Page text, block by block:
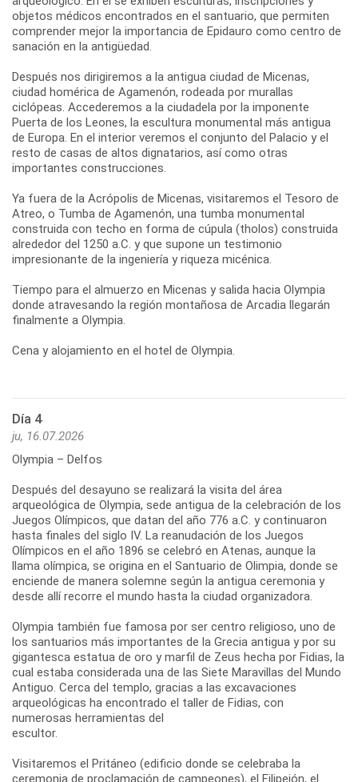
objetos médicos encontrados en el santuario, que permiten
comprender mejor la importancia de Epidauro como centro de
sanación en la antigüedad.
Después nos dirigiremos a la antigua ciudad de Micenas,
ciudad homérica de Agamenón, rodeada por murallas
ciclópeas. Accederemos a la ciudadela por la imponente
Puerta de los Leones, la escultura monumental más antigua
de Europa. En el interior veremos el conjunto del Palacio y el
resto de casas de altos dignatarios, así como otras
importantes construcciones.
Ya fuera de la Acrópolis de Micenas, visitaremos el Tesoro de
Atreo, o Tumba de Agamenón, una tumba monumental
construida con techo en forma de cúpula (tholos) construida
alrededor del 1250 a.C. y que supone un testimonio
impresionante de la ingeniería y riqueza micénica.
Tiempo para el almuerzo en Micenas y salida hacia Olympia
donde atravesando la región montañosa de Arcadia llegarán
finalmente a Olympia.
Cena y alojamiento en el hotel de Olympia.
Día 4
ju, 16.07.2026
Olympia – Delfos
Después del desayuno se realizará la visita del área
arqueológica de Olympia, sede antigua de la celebración de los
Juegos Olímpicos, que datan del año 776 a.C. y continuaron
hasta finales del siglo IV. La reanudación de los Juegos
Olímpicos en el año 1896 se celebró en Atenas, aunque la
llama olímpica, se origina en el Santuario de Olimpia, donde se
enciende de manera solemne según la antigua ceremonia y
desde allí recorre el mundo hasta la ciudad organizadora.
Olympia también fue famosa por ser centro religioso, uno de
los santuarios más importantes de la Grecia antigua y por su
gigantesca estatua de oro y marfil de Zeus hecha por Fidias, la
cual estaba considerada una de las Siete Maravillas del Mundo
Antiguo. Cerca del templo, gracias a las excavaciones
arqueológicas ha encontrado el taller de Fidias, con
numerosas herramientas del
escultor.
Visitaremos el Pritáneo (edificio donde se celebraba la
ceremonia de proclamación de campeones), el Filipeión, el